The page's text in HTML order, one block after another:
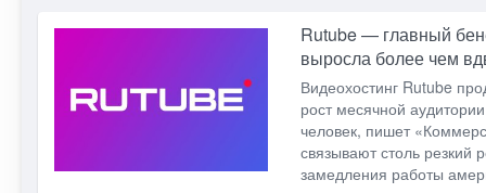
Rutube — главный
выросла более чем
Видеохостинг Rutube
рост месячной
человек, пишет
связывают столь резкий
замедления работы